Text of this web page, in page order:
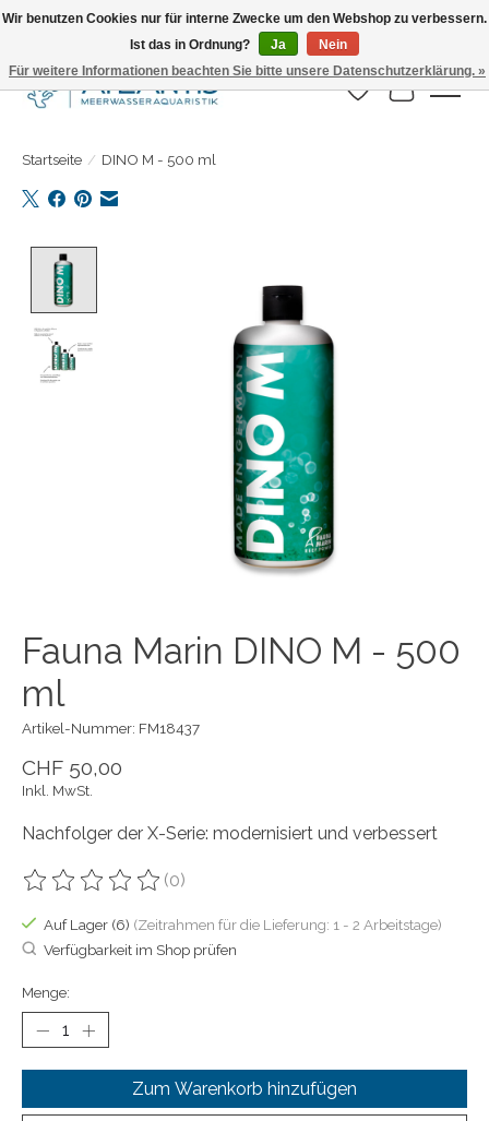
Täglicher Versand. Bestelle bis 15.00 Uhr
Wunschzettel
Ihr
Startseite / DINO M - 500 ml
Fauna Marin DINO M - 500
ml
Artikel-Nummer: FM18437
CHF 50,00
Inkl. MwSt.
Nachfolger der X-Serie: modernisiert und verbessert
Die Bewertung dieses Produkts ist
(0)
Auf Lager (6) (Zeitrahmen für die Lieferung: 1 - 2 Arbeitstage)
Verfügbarkeit im Shop prüfen
Menge:
Zum Warenkorb hinzufügen
Wir benutzen Cookies nur für interne Zwecke um den Webshop zu verbessern.
Ist das in Ordnung?
Ja
Nein
Für weitere Informationen beachten Sie bitte unsere Datenschutzerklärung. »